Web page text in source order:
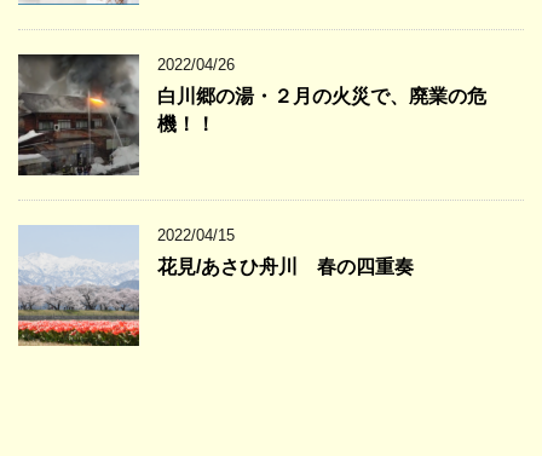
2022/04/26
白川郷の湯・２月の火災で、廃業の危
機！！
2022/04/15
花見/あさひ舟川 春の四重奏